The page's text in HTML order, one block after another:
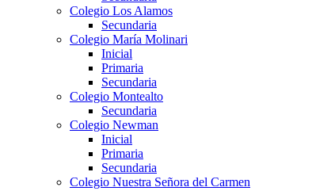
Colegio Los Alamos
Secundaria
Colegio María Molinari
Inicial
Primaria
Secundaria
Colegio Montealto
Secundaria
Colegio Newman
Inicial
Primaria
Secundaria
Colegio Nuestra Señora del Carmen